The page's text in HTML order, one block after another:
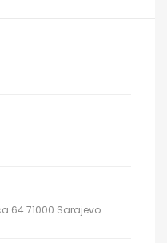
64 71000 Sarajevo